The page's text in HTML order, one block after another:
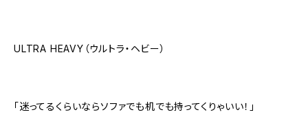
ULTRA HEAVY（ウルトラ・ヘビー）
「迷ってるくらいならソファでも机でも持ってくりゃいい！」